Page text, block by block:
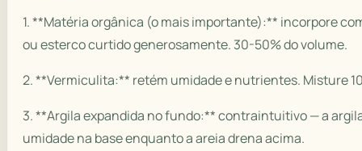
1. **Matéria orgânica (o mais importante):** incorpore
ou esterco curtido generosamente. 30-50% do volume.
2. **Vermiculita:** retém umidade e nutrientes. Misture
3. **Argila expandida no fundo:** contraintuitivo — a
umidade na base enquanto a areia drena acima.